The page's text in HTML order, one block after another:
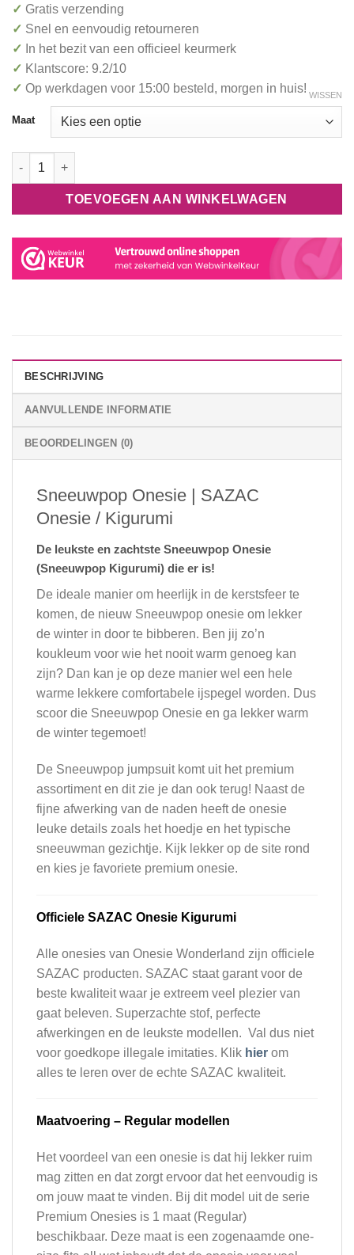
✓ Gratis verzending
✓ Snel en eenvoudig retourneren
✓ In het bezit van een officieel keurmerk
✓ Klantscore: 9.2/10
✓ Op werkdagen voor 15:00 besteld, morgen in huis!
Maat
WISSEN
Sneeuwpop Onesie Kigurumi SAZAC aantal
TOEVOEGEN AAN WINKELWAGEN
BESCHRIJVING
AANVULLENDE INFORMATIE
BEOORDELINGEN (0)
Sneeuwpop Onesie | SAZAC
Onesie / Kigurumi
De leukste en zachtste Sneeuwpop Onesie
(Sneeuwpop Kigurumi) die er is!
De ideale manier om heerlijk in de kerstsfeer te
komen, de nieuw Sneeuwpop onesie om lekker
de winter in door te bibberen. Ben jij zo’n
koukleum voor wie het nooit warm genoeg kan
zijn? Dan kan je op deze manier wel een hele
warme lekkere comfortabele ijspegel worden. Dus
scoor die Sneeuwpop Onesie en ga lekker warm
de winter tegemoet!
De Sneeuwpop jumpsuit komt uit het premium
assortiment en dit zie je dan ook terug! Naast de
fijne afwerking van de naden heeft de onesie
leuke details zoals het hoedje en het typische
sneeuwman gezichtje. Kijk lekker op de site rond
en kies je favoriete premium onesie.
Officiele SAZAC Onesie Kigurumi
Alle onesies van Onesie Wonderland zijn officiele
SAZAC producten. SAZAC staat garant voor de
beste kwaliteit waar je extreem veel plezier van
gaat beleven. Superzachte stof, perfecte
afwerkingen en de leukste modellen. Val dus niet
voor goedkope illegale imitaties. Klik hier om
alles te leren over de echte SAZAC kwaliteit.
Maatvoering – Regular modellen
Het voordeel van een onesie is dat hij lekker ruim
mag zitten en dat zorgt ervoor dat het eenvoudig is
om jouw maat te vinden. Bij dit model uit de serie
Premium Onesies is 1 maat (Regular)
beschikbaar. Deze maat is een zogenaamde one-